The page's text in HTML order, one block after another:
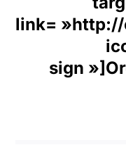
link=
sign